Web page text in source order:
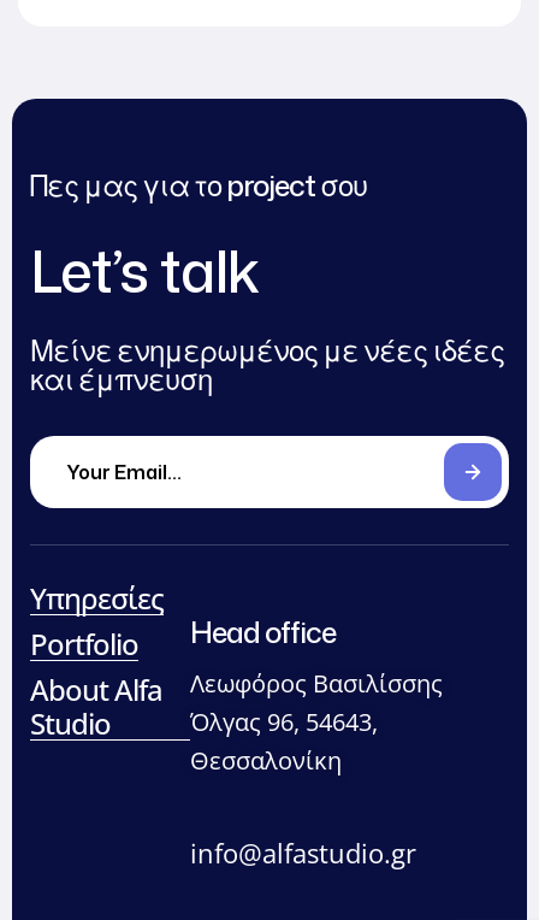
Πες μας για το project σου
Let’s talk
Μείνε ενημερωμένος με νέες ιδέες
και έμπνευση
Υπηρεσίες
Portfolio
About Alfa
Studio
Head office
Λεωφόρος Βασιλίσσης
Όλγας 96, 54643,
Θεσσαλονίκη
info@alfastudio.gr